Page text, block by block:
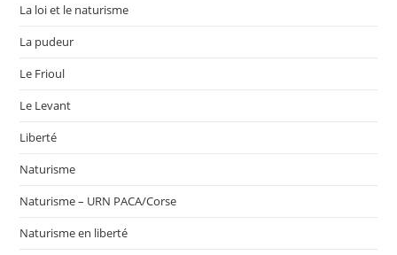
La loi et le naturisme
La pudeur
Le Frioul
Le Levant
Liberté
Naturisme
Naturisme – URN PACA/Corse
Naturisme en liberté